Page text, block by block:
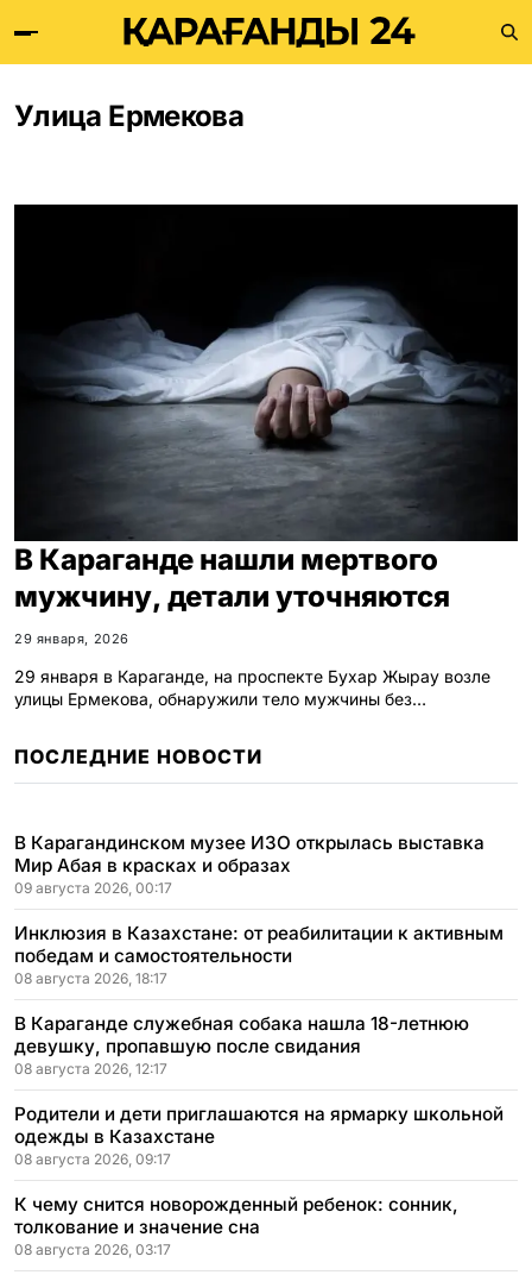
Улица Ермекова
В Караганде нашли мертвого
мужчину, детали уточняются
29 января, 2026
29 января в Караганде, на проспекте Бухар Жырау возле
улицы Ермекова, обнаружили тело мужчины без…
ПОСЛЕДНИЕ НОВОСТИ
В Карагандинском музее ИЗО открылась выставка
Мир Абая в красках и образах
09 августа 2026, 00:17
Инклюзия в Казахстане: от реабилитации к активным
победам и самостоятельности
08 августа 2026, 18:17
В Караганде служебная собака нашла 18-летнюю
девушку, пропавшую после свидания
08 августа 2026, 12:17
Родители и дети приглашаются на ярмарку школьной
одежды в Казахстане
08 августа 2026, 09:17
К чему снится новорожденный ребенок: сонник,
толкование и значение сна
08 августа 2026, 03:17